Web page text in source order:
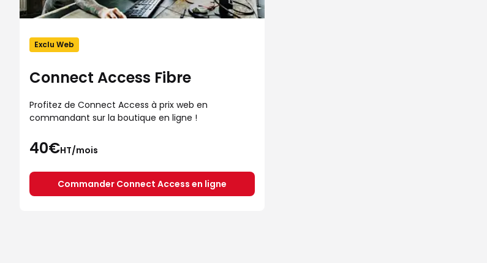
Exclu Web
Connect Access Fibre
Profitez de Connect Access à prix web en
commandant sur la boutique en ligne !
40€HT/mois
Commander Connect Access en ligne